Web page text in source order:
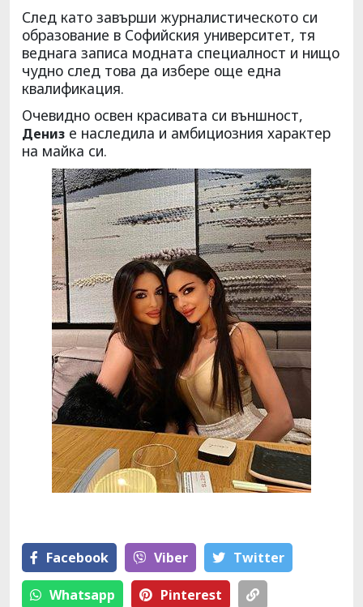
След като завърши журналистическото си
образование в Софийския университет, тя
веднага записа модната специалност и нищо
чудно след това да избере още една
квалификация.
Очевидно освен красивата си външност,
Дениз е наследила и амбициозния характер
на майка си.
Facebook Viber Тwitter
Whatsapp Pinterest